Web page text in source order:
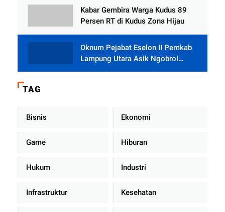
Rumah dari BAZNAS
Kabar Gembira Warga Kudus 89
Persen RT di Kudus Zona Hijau
Oknum Pejabat Eselon II Pemkab
Lampung Utara Asik Ngobrol
Dengan Teman Kencan Wanitanya
TAG
Bisnis Ekonomi
Game Hiburan
Hukum Industri
Infrastruktur Kesehatan